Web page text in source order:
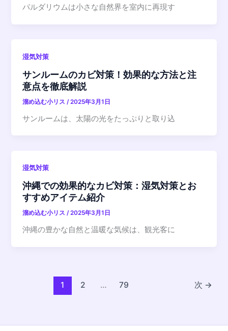
パルダリウムは小さな自然界を室内に再現す
湿気対策
サンルームのカビ対策！効果的な方法と注
意点を徹底解説
溜め込む小リス /2025年3月1日
サンルームは、太陽の光をたっぷりと取り込
湿気対策
沖縄での効果的なカビ対策：湿気対策とお
すすめアイテム紹介
溜め込む小リス/2025年3月1日
沖縄の豊かな自然と温暖な気候は、観光客に
1 2 … 79 次 →